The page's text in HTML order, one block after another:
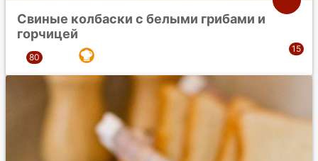
Свиные колбаски с белыми грибами и
горчицей